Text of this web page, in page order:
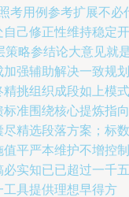
考用例参考扩展不必
己修正性维持稳定开
策略参结论大意见就
强辅助解决一致规划
挑组织成段如上模式
准围绕核心提炼指向
精选段落方案；标数
平严本维护不增控制
实知已已超过一千五
具提供理想早得方